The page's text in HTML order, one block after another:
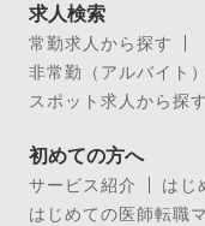
求人検索
常勤求人から探す
非常勤（アルバイト
スポット求人から探す
初めての方へ
サービス紹介
はじ
はじめての医師転職